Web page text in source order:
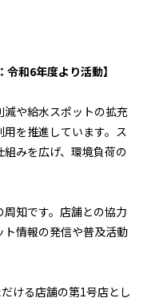
和6年度より活動】
減や給水スポットの拡充
を推進しています。ス
みを広げ、環境負荷の
知です。店舗との協力
情報の発信や普及活動
ける店舗の第1号店とし